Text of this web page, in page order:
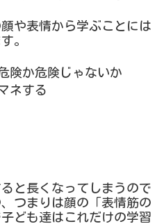
や表情から学ぶことには
。
険か危険じゃないか
ネする
と長くなってしまうので
つまりは顔の「表情筋の
ども達はこれだけの学習